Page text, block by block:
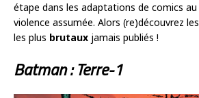
étape dans les adaptations de comics au
violence assumée. Alors (re)découvrez
les plus brutaux jamais publiés !
Batman : Terre-1